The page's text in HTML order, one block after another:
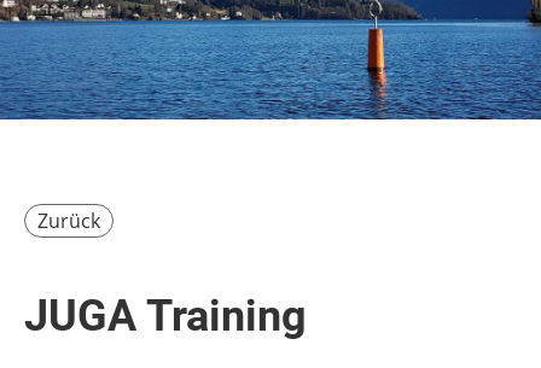
Zurück
JUGA Training